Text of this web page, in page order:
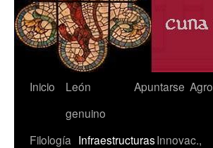
Saltar
contenido
Inicio
León
genuino
Apuntarse
Filología InfraestructurasInnovac.,